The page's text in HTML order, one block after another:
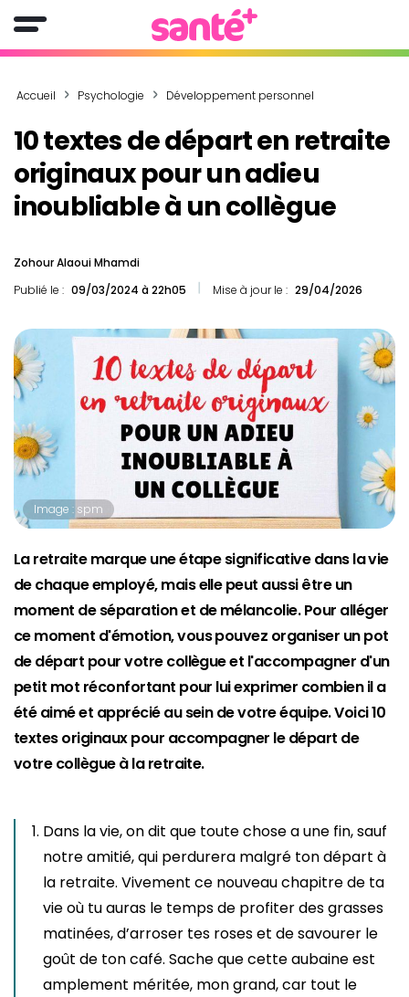
Accueil Psychologie Développement personnel
10 textes de départ en retraite
originaux pour un adieu
inoubliable à un collègue
Zohour Alaoui Mhamdi
Publié le : 09/03/2024 à 22h05 Mise à jour le : 29/04/2026
Image : spm
La retraite marque une étape significative dans la vie
de chaque employé, mais elle peut aussi être un
moment de séparation et de mélancolie. Pour alléger
ce moment d'émotion, vous pouvez organiser un pot
de départ pour votre collègue et l'accompagner d'un
petit mot réconfortant pour lui exprimer combien il a
été aimé et apprécié au sein de votre équipe. Voici 10
textes originaux pour accompagner le départ de
votre collègue à la retraite.
Dans la vie, on dit que toute chose a une fin, sauf
notre amitié, qui perdurera malgré ton départ à
la retraite. Vivement ce nouveau chapitre de ta
vie où tu auras le temps de profiter des grasses
matinées, d’arroser tes roses et de savourer le
goût de ton café. Sache que cette aubaine est
amplement méritée, mon grand, car tout le